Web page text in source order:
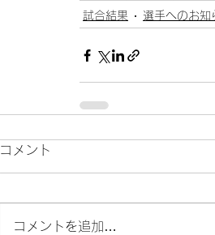
試合結果
選手へのお知
コメント
コメントを追加…